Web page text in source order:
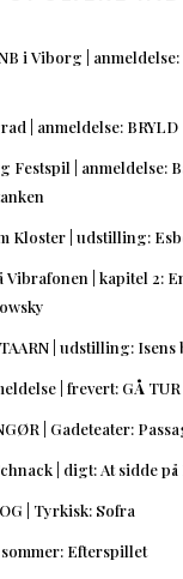
i Viborg | anmeldelse:
| anmeldelse: BRYLD
Festspil | anmeldelse:
Kloster | udstilling:
Vibrafonen | kapitel 2:
| udstilling:
| frevert: GÅ TUR
| Gadeteater:
| digt: At sidde
| Tyrkisk: Sofra
Efterspillet